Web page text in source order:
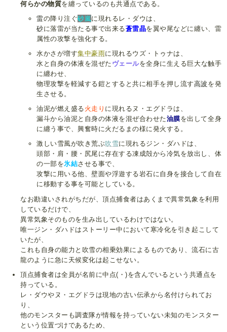
何らかの物質を纏っているのも共通点である。
雷の降り注ぐ砂嵐に現れるレ・ダウは、
砂に落雷が当たる事で出来る蒼雷晶を翼や尾などに纏い、雷
属性の攻撃を強化する。
水かさが増す集中豪雨に現れるウズ・トゥナは、
水と自身の体液を混ぜた ヴェールを全身に生える巨大な触手
に纏わせ、
物理攻撃を軽減する鎧とすると共に相手を押し流す高波 を発
生させる。
油泥が燃え盛る 火走り に現れるヌ・エグドラは、
漏斗から油泥と自身の体液を混ぜ合わせた油膜を出して全身
に纏う事で、興奮時に火だるまの様に発火する。
激しい雪風が吹き荒ぶ吹雪に現れるジン・ダハドは、
頭部・肩・腰・尻尾に存在する凍成殻から冷気を放出し、体
の一部を氷結させる事で、
攻撃に用いる他、壁面や浮遊する岩石に自身を接合して自在
に移動する事を可能としている。
なお勘違いされがちだが、頂点捕食者はあくまで異常気象を利用
しているだけで、
異常気象そのものを生み出しているわけではない。
唯一ジン・ダハドはストーリー中において寒冷化を引き起こして
いたが、
これも自身の能力と吹雪の相乗効果によるものであり、流石に古
龍のように急に天候変化は起こせない。
頂点捕食者は全員が名前に中点(・)を含んでいるという共通点を
持っている。
レ・ダウやヌ・エグドラは現地の古い伝承から名付けられてお
り、
他のモンスターも調査隊が情報を持っていない未知のモンスター
という位置づけであるため、